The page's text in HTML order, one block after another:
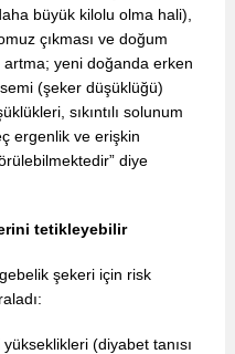
büyük kilolu olma hali),
çıkması ve doğum
artma; yeni doğanda erken
(şeker düşüklüğü)
sıkıntılı solunum
ergenlik ve erişkin
diye
tetikleyebilir
şekeri için risk
(diyabet tanısı